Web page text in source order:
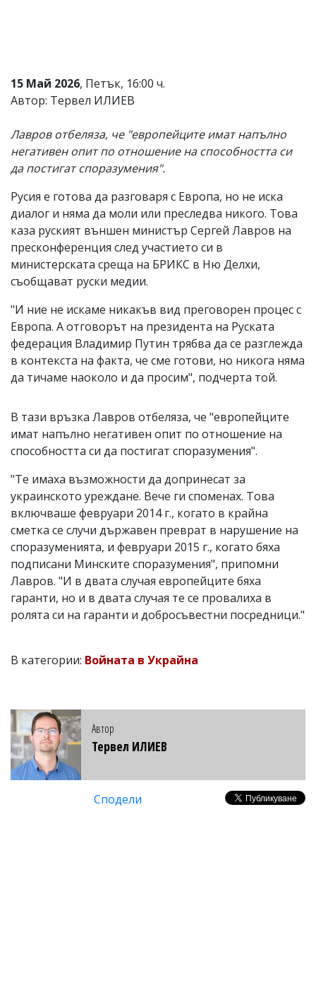
от
читателите
и
не
носи
отговорност
за
Ако
откриете
обиден
за
вас
коментар,
моля
сигнализирайте
15 Май 2026, Петък, 16:00 ч.
Автор: Тервел ИЛИЕВ
Лавров отбеляза, че "европейците имат напълно
негативен опит по отношение на способността си
да постигат споразумения".
Русия е готова да разговаря с Европа, но не иска
диалог и няма да моли или преследва никого. Това
каза руският външен министър Сергей Лавров на
пресконференция след участието си в
министерската среща на БРИКС в Ню Делхи,
съобщават руски медии.
"И ние не искаме никакъв вид преговорен процес с
Европа. А отговорът на президента на Руската
федерация Владимир Путин трябва да се разглежда
в контекста на факта, че сме готови, но никога няма
да тичаме наоколо и да просим", подчерта той.
В тази връзка Лавров отбеляза, че "европейците
имат напълно негативен опит по отношение на
способността си да постигат споразумения".
"Те имаха възможности да допринесат за
украинското уреждане. Вече ги споменах. Това
включваше февруари 2014 г., когато в крайна
сметка се случи държавен преврат в нарушение на
споразуменията, и февруари 2015 г., когато бяха
подписани Минските споразумения", припомни
Лавров. "И в двата случая европейците бяха
гаранти, но и в двата случая те се провалиха в
ролята си на гаранти и добросъвестни посредници."
В категории: Войната в Украйна
Автор
Тервел ИЛИЕВ
Сподели